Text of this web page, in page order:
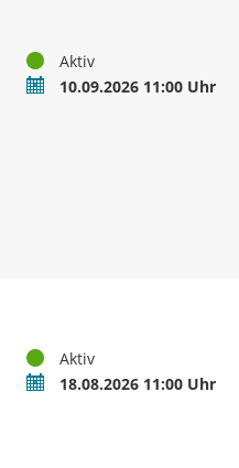
StatusAktiv
Termin10.09.2026 11:00 Uhr
StatusAktiv
Termin18.08.2026 11:00 Uhr